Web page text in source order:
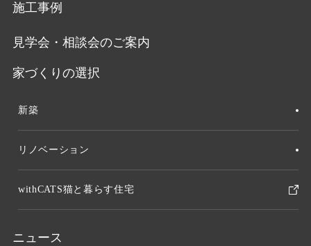
施工事例
見学会・相談会のご案内
家づくりの選択
新築
リノベーション
withCATS猫と暮らす住宅
ニュース